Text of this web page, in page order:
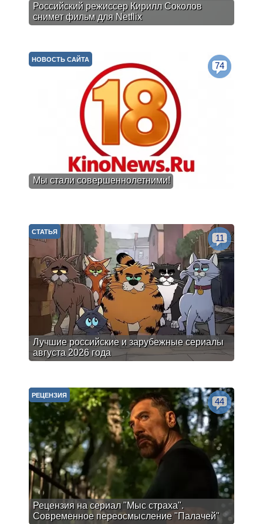
Российский режиссер Кирилл Соколов
снимет фильм для Netflix
Мы стали совершеннолетними!
НОВОСТЬ САЙТА
74
Лучшие российские и зарубежные сериалы
августа 2026 года
СТАТЬЯ
11
Рецензия на сериал "Мыс страха".
Современное переосмысление "Палачей"
РЕЦЕНЗИЯ
44